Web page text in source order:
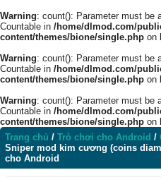
Warning: count(): Parameter must be
Countable in /home/dlmod.com/
content/themes/bione/single.php on
Warning: count(): Parameter must be
Countable in /home/dlmod.com/
content/themes/bione/single.php on
Warning: count(): Parameter must be
Countable in /home/dlmod.com/
content/themes/bione/single.php on
Trang chủ / Trò chơi cho Android /
Sniper mod kim cương (coins
cho Android